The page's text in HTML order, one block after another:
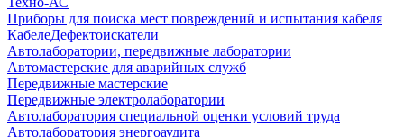
Приборы для поиска мест повреждений и испытания кабеля
КабелеДефектоискатели
Автолаборатории, передвижные лаборатории
Автомастерские для аварийных служб
Передвижные мастерские
Передвижные электролаборатории
Автолаборатория специальной оценки условий труда
Автолаборатория энергоаудита